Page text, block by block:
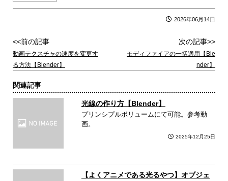
2026年06月14日
<<前の記事
動画テクスチャの速度を変更す
る方法【Blender】
次の記事>>
モディファイアの一括適用【Ble
nder】
関連記事
光線の作り方【Blender】
プリンシプルボリュームにて可能。参考動
画。
2025年12月25日
【よくアニメである光るやつ】オブジェ